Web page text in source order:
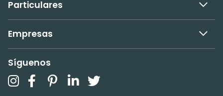
Particulares
Empresas
Síguenos